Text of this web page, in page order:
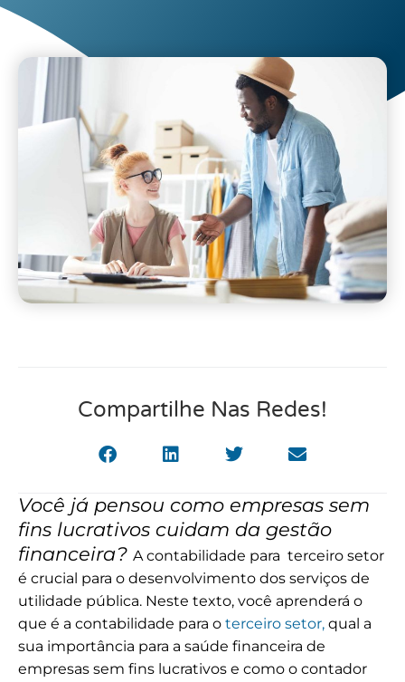
Compartilhe Nas Redes!
Você já pensou como empresas sem
fins lucrativos cuidam da gestão
financeira? A contabilidade para terceiro setor
é crucial para o desenvolvimento dos serviços de
utilidade pública. Neste texto, você aprenderá o
que é a contabilidade para o terceiro setor, qual a
sua importância para a saúde financeira de
empresas sem fins lucrativos e como o contador